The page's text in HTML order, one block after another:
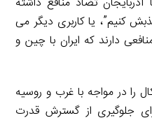
کنیم”، یا کاربری دیگر می
دارند که ایران با چین و
را در مواجه با غرب و روسیه
جلوگیری از گسترش قدرت